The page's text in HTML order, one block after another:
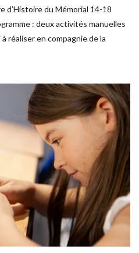
d’Histoire du Mémorial 14-18
: deux activités manuelles
réaliser en compagnie de la